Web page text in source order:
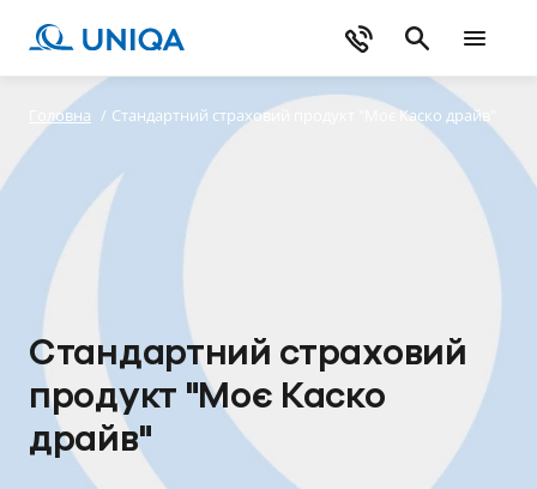
Головна / Стандартний страховий продукт "Моє Каско драйв"
Стандартний страховий
продукт "Моє Каско
драйв"